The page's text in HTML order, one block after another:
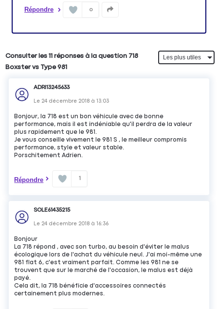
Répondre 0
Consulter les 11 réponses à la question 718
Boxster vs Type 981
ADRI13245633
Le 24 décembre 2018 à13:03
Bonjour, la 718 est un bon véhicule avec de bonne
performance, mais il est indéniable qu'il perdra de la valeur
plus rapidement que le 981.
Je vous conseille vivement le 981 S , le meilleur compromis
performance, style et valeur stable.
Porschitement Adrien.
Répondre 1
SOLE61435215
Le 24 décembre 2018 à16:36
Bonjour
La 718 répond , avec son turbo, au besoin d'éviter le malus
écologique lors de l'achat du véhicule neul. J'ai moi-même une
981 flat 6, c'est vraiment parfait. Comme les 981 ne se
trouvent que sur le marché de l'occasion, le malus est déjà
payé.
Cela dit, la 718 bénéficie d'accessoires connectés
certainement plus modernes.